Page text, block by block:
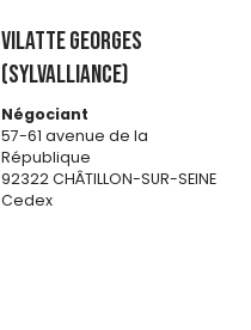
VILATTE GEORGES
(SYLVALLIANCE)
Négociant
57-61 avenue de la
République
92322 CHÂTILLON-SUR-SEINE
Cedex